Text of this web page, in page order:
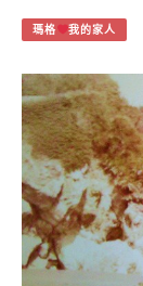
瑪格 我的家人